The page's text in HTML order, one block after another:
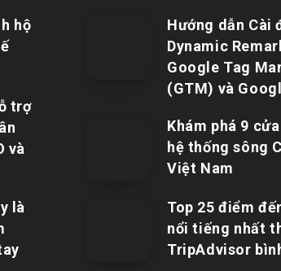
hộ
trợ
và
là
Hướng dẫn Cài
Dynamic
Google Tag
(GTM) và
Khám phá 9
hệ thống sông
Việt Nam
Top 25 điểm
nổi tiếng nhất
TripAdvisor